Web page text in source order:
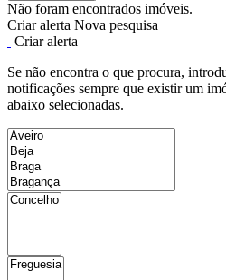
Não foram encontrados imóveis.
Criar alerta Nova pesquisa
Criar alerta
Se não encontra o que procura,
notificações sempre que existir um
abaixo selecionadas.